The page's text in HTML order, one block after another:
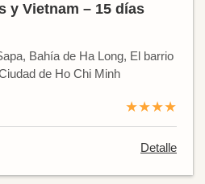
y Vietnam – 15 días
Bahía de Ha Long, El barrio
de Ho Chi Minh
★★★★
Detalle